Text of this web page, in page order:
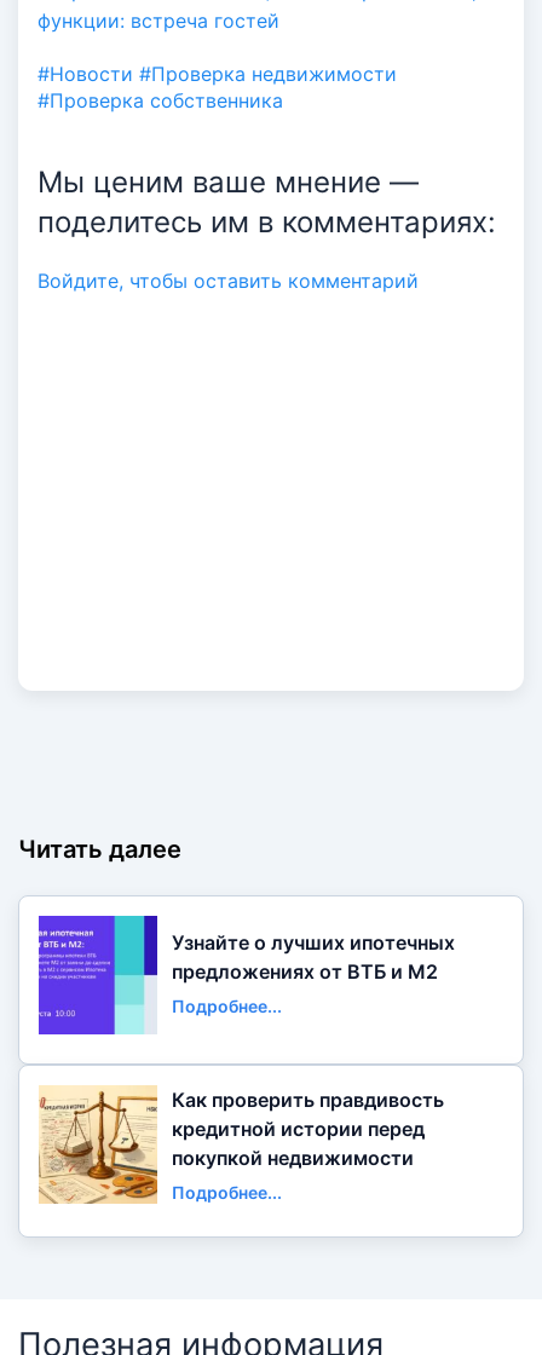
#Новости #Проверка недвижимости
#Проверка собственника
Мы ценим ваше мнение —
поделитесь им в комментариях:
Войдите, чтобы оставить комментарий
Читать далее
Узнайте о лучших ипотечных
предложениях от ВТБ и М2
Подробнее...
Как проверить правдивость
кредитной истории перед
покупкой недвижимости
Подробнее...
Полезная информация